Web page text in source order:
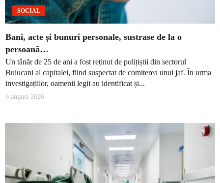
SOCIAL
Bani, acte și bunuri personale, sustrase de la o
persoană…
Un tânăr de 25 de ani a fost reținut de polițiștii din sectorul
Buiucani al capitalei, fiind suspectat de comiterea unui jaf. În urma
investigațiilor, oamenii legii au identificat și...
6 august 2026